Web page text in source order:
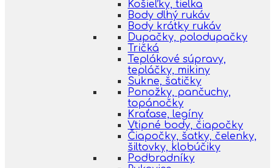
Košieľky, tielka
Body dlhý rukáv
Body krátky rukáv
Dupačky, polodupačky
Tričká
Teplákové súpravy,
tepláčky, mikiny
Sukne, šatičky
Ponožky, pančuchy,
topánočky
Kraťase, legíny
Vtipné body, čiapočky
Čiapočky, šatky, čelenky,
šiltovky, klobúčiky
Podbradníky